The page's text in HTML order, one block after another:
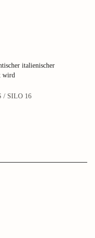
italienischer
wird
/ SILO 16